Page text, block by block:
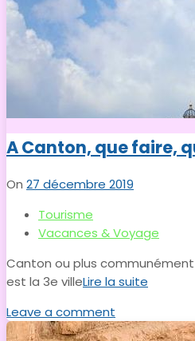
A Canton, que faire,
On 27 décembre 2019
Tourisme
Vacances & Voyage
Canton ou plus communément
est la 3e villeLire la suite
Leave a comment